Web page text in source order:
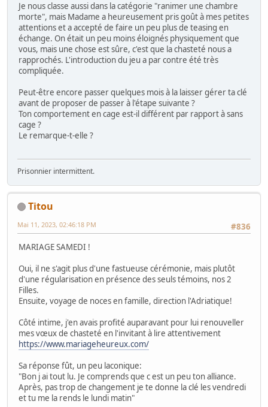
Je nous classe aussi dans la catégorie "ranimer une chambre
morte", mais Madame a heureusement pris goût à mes petites
attentions et a accepté de faire un peu plus de teasing en
échange. On était un peu moins éloignés physiquement que
vous, mais une chose est sûre, c'est que la chasteté nous a
rapprochés. L'introduction du jeu a par contre été très
compliquée.
Peut-être encore passer quelques mois à la laisser gérer ta clé
avant de proposer de passer à l'étape suivante ?
Ton comportement en cage est-il différent par rapport à sans
cage ?
Le remarque-t-elle ?
Prisonnier intermittent.
Titou
#836
Mai 11, 2023, 02:46:18 PM
MARIAGE SAMEDI !
Oui, il ne s'agit plus d'une fastueuse cérémonie, mais plutôt
d'une régularisation en présence des seuls témoins, nos 2
Filles.
Ensuite, voyage de noces en famille, direction l'Adriatique!
Côté intime, j'en avais profité auparavant pour lui renouveller
mes vœux de chasteté en l'invitant à lire attentivement
https://www.mariageheureux.com/
Sa réponse fût, un peu laconique:
"Bon j ai tout lu. Je comprends que c est un peu ton alliance.
Après, pas trop de changement je te donne la clé les vendredi
et tu me la rends le lundi matin"